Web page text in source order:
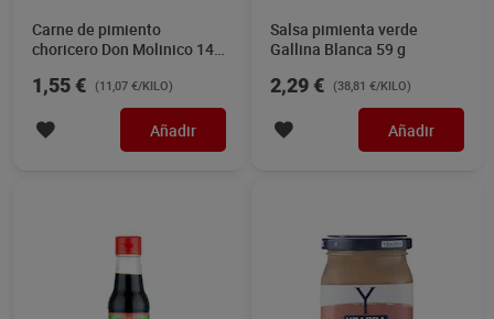
Carne de pimiento
choricero Don Molinico 140
1,55 € (11,07 €/KILO)
Añadir
Salsa pimienta verde
Gallina Blanca 59 g
2,29 € (38,81 €/KILO)
Añadir